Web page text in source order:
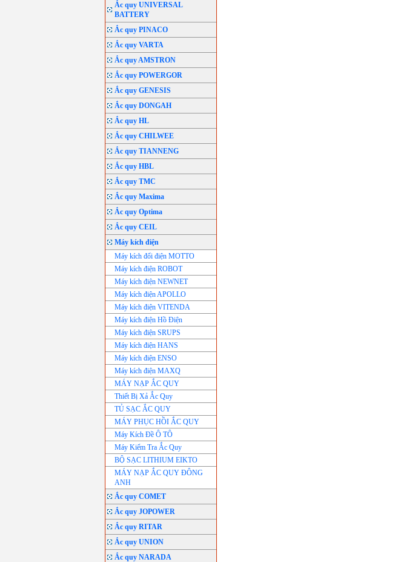
Ắc quy UNIVERSAL
BATTERY
Ắc quy PINACO
Ắc quy VARTA
Ắc quy AMSTRON
Ắc quy POWERGOR
Ắc quy GENESIS
Ắc quy DONGAH
Ắc quy HL
Ắc quy CHILWEE
Ắc quy TIANNENG
Ắc quy HBL
Ắc quy TMC
Ắc quy Maxima
Ắc quy Optima
Ắc quy CEIL
Máy kích điện
Máy kích đổi điện MOTTO
Máy kích điện ROBOT
Máy kích điện NEWNET
Máy kích điện APOLLO
Máy kích điện VITENDA
Máy kích điện Hồ Điện
Máy kích điện SRUPS
Máy kích điện HANS
Máy kích điện ENSO
Máy kích điện MAXQ
MÁY NẠP ẮC QUY
Thiết Bị Xả Ắc Quy
TỦ SẠC ẮC QUY
MÁY PHỤC HỒI ẮC QUY
Máy Kích Đề Ô TÔ
Máy Kiểm Tra Ắc Quy
BỘ SẠC LITHIUM EIKTO
MÁY NẠP ẮC QUY ĐÔNG
ANH
Ắc quy COMET
Ắc quy JOPOWER
Ắc quy RITAR
Ắc quy UNION
Ắc quy NARADA